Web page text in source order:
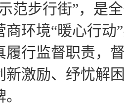
范步行街”，是
商环境“暖心行动
履行监督职责，
新激励、纾忧解